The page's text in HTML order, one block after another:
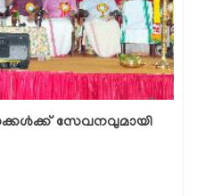
സേവനവുമായി